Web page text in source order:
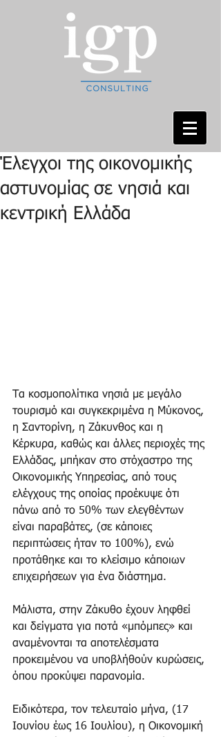
Έλεγχοι της οικονομικής
αστυνομίας σε νησιά και
κεντρική Ελλάδα
Τα κοσμοπολίτικα νησιά με μεγάλο
τουρισμό και συγκεκριμένα η Μύκονος,
η Σαντορίνη, η Ζάκυνθος και η
Κέρκυρα, καθώς και άλλες περιοχές της
Ελλάδας, μπήκαν στο στόχαστρο της
Οικονομικής Υπηρεσίας, από τους
ελέγχους της οποίας προέκυψε ότι
πάνω από το 50% των ελεγθέντων
είναι παραβάτες, (σε κάποιες
περιπτώσεις ήταν το 100%), ενώ
προτάθηκε και το κλείσιμο κάποιων
επιχειρήσεων για ένα διάστημα.
Μάλιστα, στην Ζάκυθο έχουν ληφθεί
και δείγματα για ποτά «μπόμπες» και
αναμένονται τα αποτελέσματα
προκειμένου να υποβλήθούν κυρώσεις,
όπου προκύψει παρανομία.
Ειδικότερα, τον τελευταίο μήνα, (17
Ιουνίου έως 16 Ιουλίου), η Οικονομική